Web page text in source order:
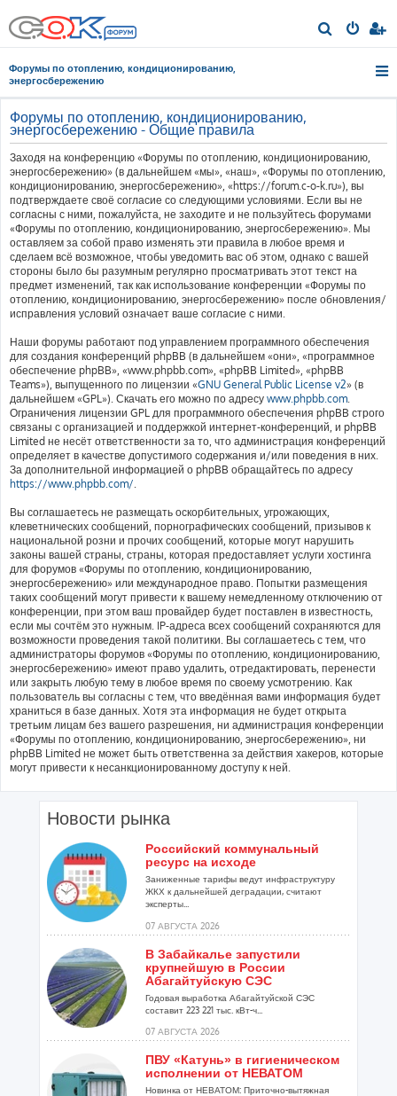
о
Форумы по отоплению, кондиционированию,
энергосбережению
Форумы по отоплению, кондиционированию,
энергосбережению - Общие правила
Заходя на конференцию «Форумы по отоплению, кондиционированию,
энергосбережению» (в дальнейшем «мы», «наш», «Форумы по отоплению,
кондиционированию, энергосбережению», «https://forum.c-o-k.ru»), вы
подтверждаете своё согласие со следующими условиями. Если вы не
согласны с ними, пожалуйста, не заходите и не пользуйтесь форумами
«Форумы по отоплению, кондиционированию, энергосбережению». Мы
оставляем за собой право изменять эти правила в любое время и
сделаем всё возможное, чтобы уведомить вас об этом, однако с вашей
стороны было бы разумным регулярно просматривать этот текст на
предмет изменений, так как использование конференции «Форумы по
отоплению, кондиционированию, энергосбережению» после обновления/
исправления условий означает ваше согласие с ними.
Наши форумы работают под управлением программного обеспечения
для создания конференций phpBB (в дальнейшем «они», «программное
обеспечение phpBB», «www.phpbb.com», «phpBB Limited», «phpBB
Teams»), выпущенного по лицензии «GNU General Public License v2» (в
дальнейшем «GPL»). Скачать его можно по адресу www.phpbb.com.
Ограничения лицензии GPL для программного обеспечения phpBB строго
связаны с организацией и поддержкой интернет-конференций, и phpBB
Limited не несёт ответственности за то, что администрация конференций
определяет в качестве допустимого содержания и/или поведения в них.
За дополнительной информацией о phpBB обращайтесь по адресу
https://www.phpbb.com/.
Вы соглашаетесь не размещать оскорбительных, угрожающих,
клеветнических сообщений, порнографических сообщений, призывов к
национальной розни и прочих сообщений, которые могут нарушить
законы вашей страны, страны, которая предоставляет услуги хостинга
для форумов «Форумы по отоплению, кондиционированию,
энергосбережению» или международное право. Попытки размещения
таких сообщений могут привести к вашему немедленному отключению от
конференции, при этом ваш провайдер будет поставлен в известность,
если мы сочтём это нужным. IP-адреса всех сообщений сохраняются для
возможности проведения такой политики. Вы соглашаетесь с тем, что
администраторы форумов «Форумы по отоплению, кондиционированию,
энергосбережению» имеют право удалить, отредактировать, перенести
или закрыть любую тему в любое время по своему усмотрению. Как
пользователь вы согласны с тем, что введённая вами информация будет
храниться в базе данных. Хотя эта информация не будет открыта
третьим лицам без вашего разрешения, ни администрация конференции
«Форумы по отоплению, кондиционированию, энергосбережению», ни
phpBB Limited не может быть ответственна за действия хакеров, которые
могут привести к несанкционированному доступу к ней.
Новости рынка
Российский коммунальный
ресурс на исходе
Заниженные тарифы ведут инфраструктуру
ЖКХ к дальнейшей деградации, считают
эксперты...
07 АВГУСТА 2026
В Забайкалье запустили
крупнейшую в России
Абагайтуйскую СЭС
Годовая выработка Абагайтуйской СЭС
составит 223 221 тыс. кВт-ч...
07 АВГУСТА 2026
ПВУ «Катунь» в гигиеническом
исполнении от НЕВАТОМ
Новинка от НЕВАТОМ: Приточно-вытяжная